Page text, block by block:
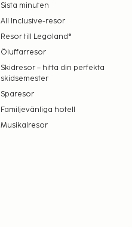
Sista minuten
All Inclusive-resor
Resor till Legoland®
Öluffarresor
Skidresor – hitta din perfekta
skidsemester
Sparesor
Familjevänliga hotell
Musikalresor